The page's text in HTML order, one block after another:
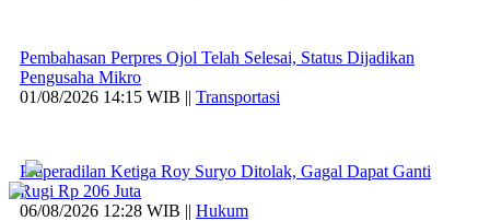
Pembahasan Perpres Ojol Telah Selesai, Status Dijadikan
Pengusaha Mikro
01/08/2026 14:15 WIB || Transportasi
Praperadilan Ketiga Roy Suryo Ditolak, Gagal Dapat Ganti
Rugi Rp 206 Juta
06/08/2026 12:28 WIB || Hukum